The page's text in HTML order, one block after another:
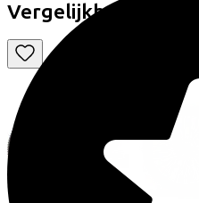
Vergelijkbare fietsen